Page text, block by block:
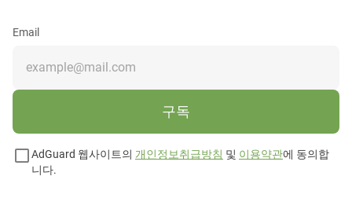
Email
구독
AdGuard 웹사이트의 개인정보취급방침 및 이용약관에 동의합
니다.